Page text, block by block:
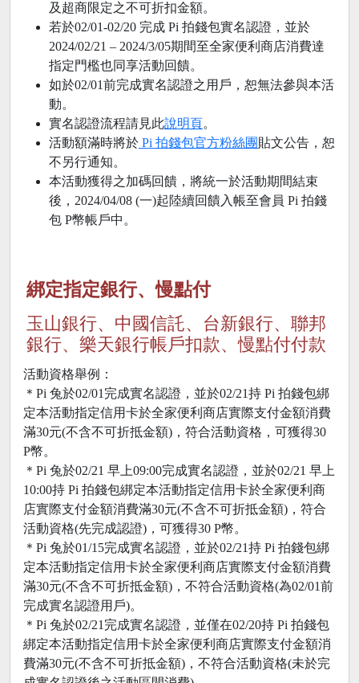
及超商限定之不可折扣金額。
若於02/01-02/20 完成 Pi 拍錢包實名認證，並於
2024/02/21 – 2024/3/05期間至全家便利商店消費達
指定門檻也同享活動回饋。
如於02/01前完成實名認證之用戶，恕無法參與本活
動。
實名認證流程請見此說明頁。
活動額滿時將於 Pi 拍錢包官方粉絲團貼文公告，恕
不另行通知。
本活動獲得之加碼回饋，將統一於活動期間結束
後，2024/04/08 (一)起陸續回饋入帳至會員 Pi 拍錢
包 P幣帳戶中。
綁定指定銀行、慢點付
玉山銀行、中國信託、台新銀行、聯邦
銀行、樂天銀行帳戶扣款、慢點付付款
活動資格舉例：
＊Pi 兔於02/01完成實名認證，並於02/21持 Pi 拍錢包綁
定本活動指定信用卡於全家便利商店實際支付金額消費
滿30元(不含不可折抵金額)，符合活動資格，可獲得30
P幣。
＊Pi 兔於02/21 早上09:00完成實名認證，並於02/21 早上
10:00持 Pi 拍錢包綁定本活動指定信用卡於全家便利商
店實際支付金額消費滿30元(不含不可折抵金額)，符合
活動資格(先完成認證)，可獲得30 P幣。
＊Pi 兔於01/15完成實名認證，並於02/21持 Pi 拍錢包綁
定本活動指定信用卡於全家便利商店實際支付金額消費
滿30元(不含不可折抵金額)，不符合活動資格(為02/01前
完成實名認證用戶)。
＊Pi 兔於02/21完成實名認證，並僅在02/20持 Pi 拍錢包
綁定本活動指定信用卡於全家便利商店實際支付金額消
費滿30元(不含不可折抵金額)，不符合活動資格(未於完